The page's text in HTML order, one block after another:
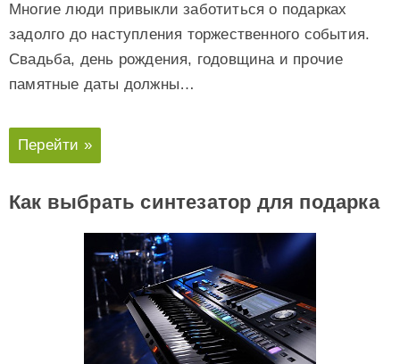
Многие люди привыкли заботиться о подарках
задолго до наступления торжественного события.
Свадьба, день рождения, годовщина и прочие
памятные даты должны…
Перейти »
Как выбрать синтезатор для подарка